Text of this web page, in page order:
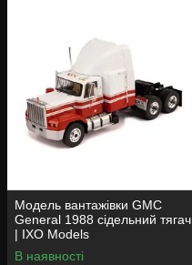
Модель вантажівки GMC
General 1988 сідельний тягач
| IXO Models
В наявності